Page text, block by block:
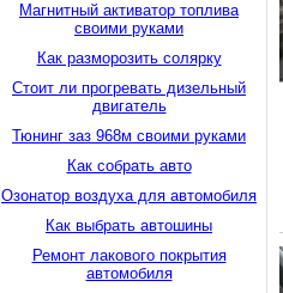
Магнитный активатор топлива
своими руками
Как разморозить солярку
Стоит ли прогревать дизельный
двигатель
Тюнинг заз 968м своими руками
Как собрать авто
Озонатор воздуха для автомобиля
Как выбрать автошины
Ремонт лакового покрытия
автомобиля